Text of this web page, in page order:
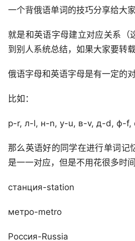
一个背俄语单词的技巧分享给大家
就是和英语字母建立对应关系（
到别人系统总结，如果大家要转
俄语字母和英语字母是有一定的对
比如：
р-r, л-l, н-n, у-u, в-v, д-d, ф-f,
那么英语好的同学在进行单词记
是一一对应，但是不用花很多时
станция-station
метро-metro
Россия-Russia